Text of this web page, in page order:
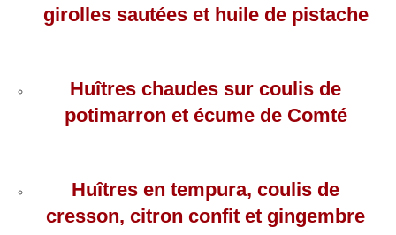
girolles sautées et huile de pistache
Huîtres chaudes sur coulis de
potimarron et écume de Comté
Huîtres en tempura, coulis de
cresson, citron confit et gingembre